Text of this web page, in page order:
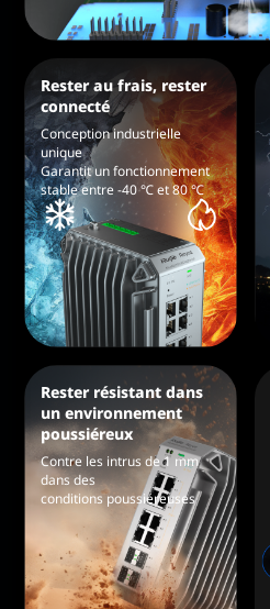
Rester au frais, rester
connecté
Conception industrielle
unique
Garantit un fonctionnement
stable entre -40 ℃ et 80 ℃
Rester résistant dans
un environnement
poussiéreux
Contre les intrus de 1 mm
dans des
conditions poussiéreuses